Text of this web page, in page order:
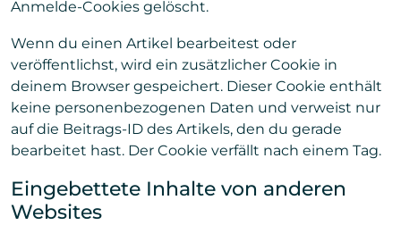
Anmelde-Cookies gelöscht.
Wenn du einen Artikel bearbeitest oder
veröffentlichst, wird ein zusätzlicher Cookie in
deinem Browser gespeichert. Dieser Cookie enthält
keine personenbezogenen Daten und verweist nur
auf die Beitrags-ID des Artikels, den du gerade
bearbeitet hast. Der Cookie verfällt nach einem Tag.
Eingebettete Inhalte von anderen
Websites